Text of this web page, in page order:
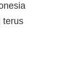
terus